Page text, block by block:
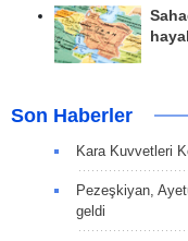
Son Haberler
Kara Kuvvetleri
Pezeşkiyan,
geldi